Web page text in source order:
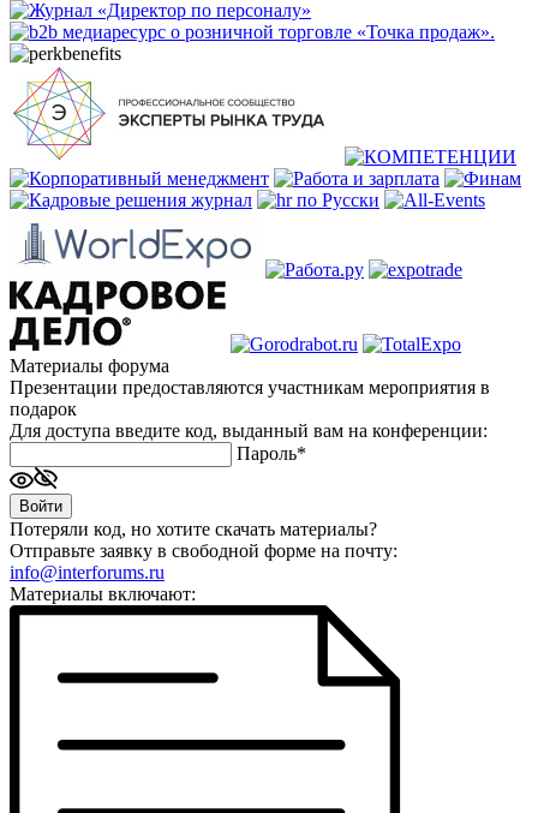
Материалы форума
Презентации предоставляются участникам мероприятия в
подарок
Для доступа введите код, выданный вам на конференции:
Пароль*
Потеряли код, но хотите скачать материалы?
Отправьте заявку в свободной форме на почту:
info@interforums.ru
Материалы включают: